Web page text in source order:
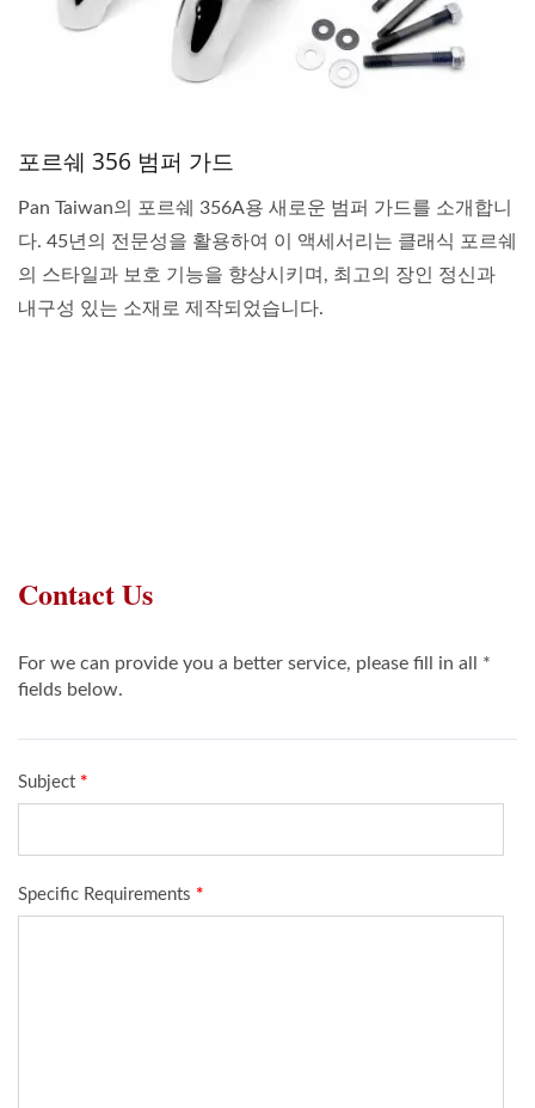
포르쉐 356 범퍼 가드
Pan Taiwan의 포르쉐 356A용 새로운 범퍼 가드를 소개합니
다. 45년의 전문성을 활용하여 이 액세서리는 클래식 포르쉐
의 스타일과 보호 기능을 향상시키며, 최고의 장인 정신과
내구성 있는 소재로 제작되었습니다.